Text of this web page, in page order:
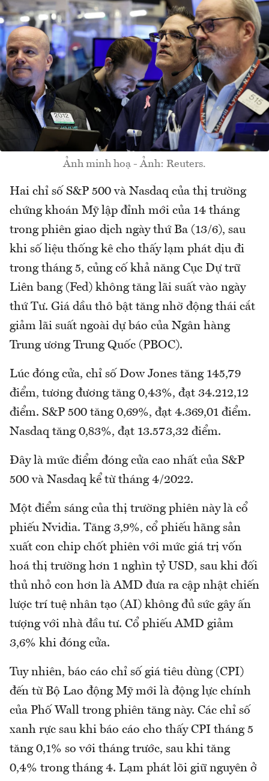
Ảnh minh hoạ - Ảnh: Reuters.
Hai chỉ số S&P 500 và Nasdaq của thị trường
chứng khoán Mỹ lập đỉnh mới của 14 tháng
trong phiên giao dịch ngày thứ Ba (13/6), sau
khi số liệu thống kê cho thấy lạm phát dịu đi
trong tháng 5, củng cố khả năng Cục Dự trữ
Liên bang (Fed) không tăng lãi suất vào ngày
thứ Tư. Giá dầu thô bật tăng nhờ động thái cắt
giảm lãi suất ngoài dự báo của Ngân hàng
Trung ương Trung Quốc (PBOC).
Lúc đóng cửa, chỉ số Dow Jones tăng 145,79
điểm, tương đương tăng 0,43%, đạt 34.212,12
điểm. S&P 500 tăng 0,69%, đạt 4.369,01 điểm.
Nasdaq tăng 0,83%, đạt 13.573,32 điểm.
Đây là mức điểm đóng cửa cao nhất của S&P
500 và Nasdaq kể từ tháng 4/2022.
Một điểm sáng của thị trường phiên này là cổ
phiếu Nvidia. Tăng 3,9%, cổ phiếu hãng sản
xuất con chip chốt phiên với mức giá trị vốn
hoá thị trường hơn 1 nghìn tỷ USD, sau khi đối
thủ nhỏ con hơn là AMD đưa ra cập nhật chiến
lược trí tuệ nhân tạo (AI) không đủ sức gây ấn
tượng với nhà đầu tư. Cổ phiếu AMD giảm
3,6% khi đóng cửa.
Tuy nhiên, báo cáo chỉ số giá tiêu dùng (CPI)
đến từ Bộ Lao động Mỹ mới là động lực chính
của Phố Wall trong phiên tăng này. Các chỉ số
xanh rực sau khi báo cáo cho thấy CPI tháng 5
tăng 0,1% so với tháng trước, sau khi tăng
0,4% trong tháng 4. Lạm phát lõi giữ nguyên ở